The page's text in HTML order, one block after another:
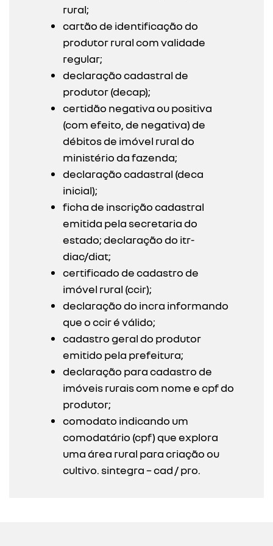
rural;
cartão de identificação do
produtor rural com validade
regular;
declaração cadastral de
produtor (decap);
certidão negativa ou positiva
(com efeito, de negativa) de
débitos de imóvel rural do
ministério da fazenda;
declaração cadastral (deca
inicial);
ficha de inscrição cadastral
emitida pela secretaria do
estado; declaração do itr-
diac/diat;
certificado de cadastro de
imóvel rural (ccir);
declaração do incra informando
que o ccir é válido;
cadastro geral do produtor
emitido pela prefeitura;
declaração para cadastro de
imóveis rurais com nome e cpf do
produtor;
comodato indicando um
comodatário (cpf) que explora
uma área rural para criação ou
cultivo. sintegra – cad / pro.